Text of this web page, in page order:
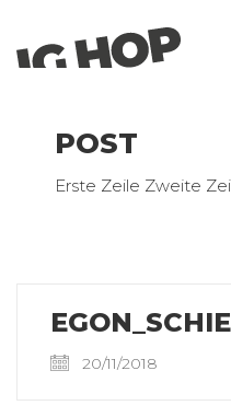
POST
Erste Zeile Zweite
20/11/2018